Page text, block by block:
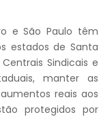
e São Paulo têm
estados de Santa
Sindicais e
manter as
reais aos
protegidos por